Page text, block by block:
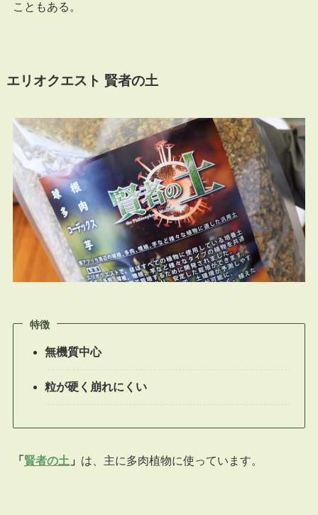
こともある。
エリオクエスト 賢者の土
特徴
無機質中心
粒が硬く崩れにくい
「 賢者の土 」 は、主に多肉植物に使っています。